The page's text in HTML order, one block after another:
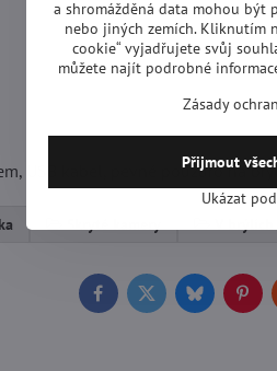
USB kabel, pevné pouzdro na
FacebookTwitterBluesky
a shromážděná data mohou být
nebo jiných zemích. Kliknutím
cookie“ vyjadřujete svůj
můžete najít podrobné
Zásady
Ukázat
Přijmout